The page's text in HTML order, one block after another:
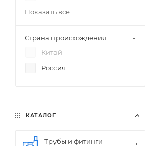
Показать все
Страна происхождения
Китай
Россия
КАТАЛОГ
Трубы и фитинги